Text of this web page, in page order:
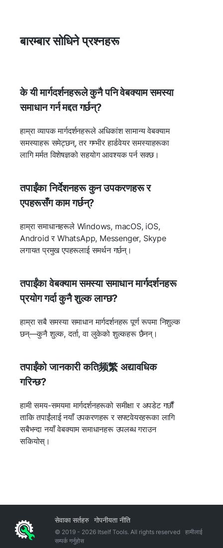
बारम्बार सोधिने प्रश्नहरू
के यी मार्गदर्शनहरूले कुनै पनि वेबक्याम समस्या
समाधान गर्न मद्दत गर्छन्?
हाम्रा व्यापक मार्गदर्शनहरूले अधिकांश सामान्य वेबक्याम
समस्याहरू समेट्छन्, तर गम्भीर हार्डवेयर समस्याहरूका
लागि मर्मत विशेषज्ञको सहयोग आवश्यक पर्न सक्छ।
तपाईंका निर्देशनहरू कुन उपकरणहरू र
एपहरूसँग काम गर्छन्?
हाम्रा समाधानहरूले Windows, macOS, iOS,
Android र WhatsApp, Messenger, Skype
लगायत प्रमुख एपहरूलाई समर्थन गर्छन्।
तपाईंका वेबक्याम समस्या समाधान मार्गदर्शनहरू
प्रयोग गर्दा कुनै शुल्क लाग्छ?
हाम्रा सबै समस्या समाधान मार्गदर्शनहरू पूर्ण रूपमा निशुल्क
छन्—कुनै शुल्क, दर्ता, वा लुकेको शुल्कहरू छैनन्।
तपाईंको जानकारी कति频繁 अद्यावधिक
गरिन्छ?
हामी समय-समयमा मार्गदर्शनहरूको समीक्षा र अपडेट गर्छौं
ताकि तपाईंलाई नयाँ उपकरणहरू र सफ्टवेयरहरूका लागि
सबैभन्दा नयाँ वेबक्याम समाधानहरू उपलब्ध गराउन
सकियोस्।
सेवाका सर्तहरु गोपनीयता नीति
© 2019 - 2026 Itself Tools. All rights reserved
हामीलाई
सम्पर्क गर्नुहोस